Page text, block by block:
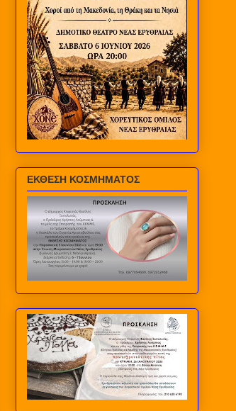
ΕΚΘΕΣΗ ΚΟΣΜΗΜΑΤΟΣ